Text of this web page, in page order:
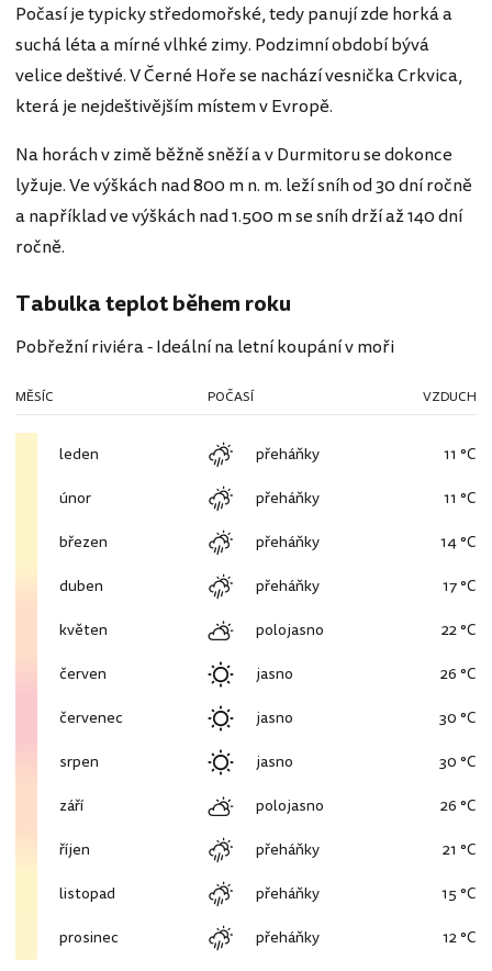
Počasí je typicky středomořské, tedy panují zde horká a
suchá léta a mírné vlhké zimy. Podzimní období bývá
velice deštivé. V Černé Hoře se nachází vesnička Crkvica,
která je nejdeštivějším místem v Evropě.
Na horách v zimě běžně sněží a v Durmitoru se dokonce
lyžuje. Ve výškách nad 800 m n. m. leží sníh od 30 dní ročně
a například ve výškách nad 1.500 m se sníh drží až 140 dní
ročně.
Tabulka teplot během roku
Pobřežní riviéra - Ideální na letní koupání v moři
MĚSÍC POČASÍ VZDUCH
leden přeháňky
11 °C
únor
přeháňky
11 °C
březen
přeháňky
14 °C
duben
přeháňky
17 °C
květen
polojasno
22 °C
červen
jasno
26 °C
červenec
jasno
30 °C
srpen
jasno
30 °C
září
polojasno
26 °C
říjen
přeháňky
21 °C
listopad
přeháňky
15 °C
prosinec
přeháňky 12 °C